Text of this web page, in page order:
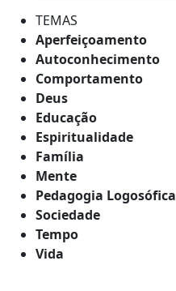
TEMAS
Aperfeiçoamento
Autoconhecimento
Comportamento
Deus
Educação
Espiritualidade
Família
Mente
Pedagogia Logosófica
Sociedade
Tempo
Vida